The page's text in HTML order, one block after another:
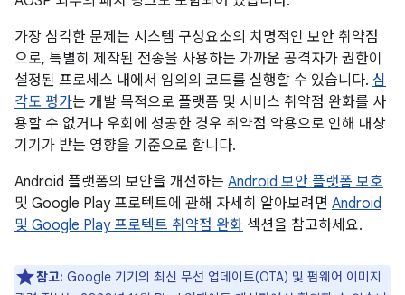
가장 심각한 문제는 시스템 구성요소의 치명적인 보안 취약점
으로, 특별히 제작된 전송을 사용하는 가까운 공격자가 권한이
설정된 프로세스 내에서 임의의 코드를 실행할 수 있습니다. 심
각도 평가는 개발 목적으로 플랫폼 및 서비스 취약점 완화를 사
용할 수 없거나 우회에 성공한 경우 취약점 악용으로 인해 대상
기기가 받는 영향을 기준으로 합니다.
Android 플랫폼의 보안을 개선하는 Android 보안 플랫폼 보호
및 Google Play 프로텍트에 관해 자세히 알아보려면 Android
및 Google Play 프로텍트 취약점 완화 섹션을 참고하세요.
참고: Google 기기의 최신 무선 업데이트(OTA) 및 펌웨어 이미지